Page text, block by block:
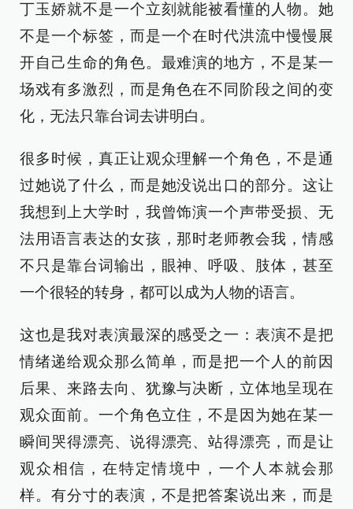
丁玉娇就不是一个立刻就能被看懂的人物。她
不是一个标签，而是一个在时代洪流中慢慢展
开自己生命的角色。最难演的地方，不是某一
场戏有多激烈，而是角色在不同阶段之间的变
化，无法只靠台词去讲明白。
很多时候，真正让观众理解一个角色，不是通
过她说了什么，而是她没说出口的部分。这让
我想到上大学时，我曾饰演一个声带受损、无
法用语言表达的女孩，那时老师教会我，情感
不只是靠台词输出，眼神、呼吸、肢体，甚至
一个很轻的转身，都可以成为人物的语言。
这也是我对表演最深的感受之一：表演不是把
情绪递给观众那么简单，而是把一个人的前因
后果、来路去向、犹豫与决断，立体地呈现在
观众面前。一个角色立住，不是因为她在某一
瞬间哭得漂亮、说得漂亮、站得漂亮，而是让
观众相信，在特定情境中，一个人本就会那
样。有分寸的表演，不是把答案说出来，而是